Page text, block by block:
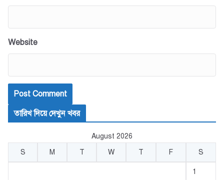
Website
তারিখ দিয়ে দেখুন খবর
August 2026
S
M T W T F S
1